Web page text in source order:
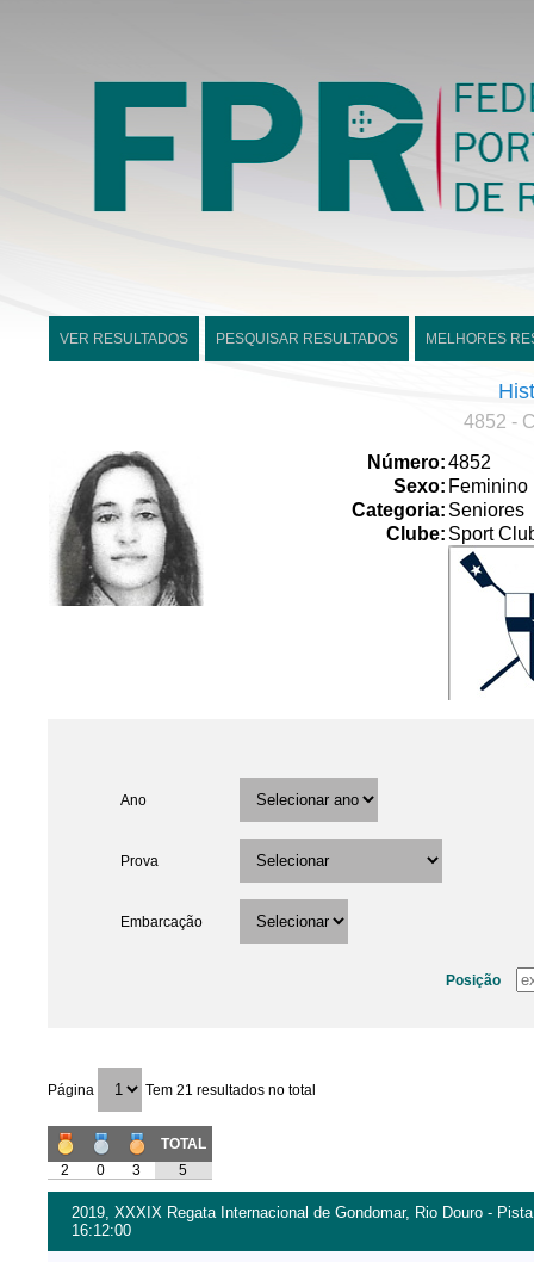
VER RESULTADOS PESQUISAR RESULTADOS MELHORES
4852 -
Número:4852
Sexo: Feminino
Categoria: Seniores
Clube: Sport
Ano
Prova
Embarcação
Posição
Página Tem 21 resultados no total
TOTAL
2
0 3 5
2019, XXXIX Regata Internacional de Gondomar, Rio Douro -
16:12:00